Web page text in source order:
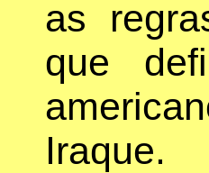
as
que
Iraque.